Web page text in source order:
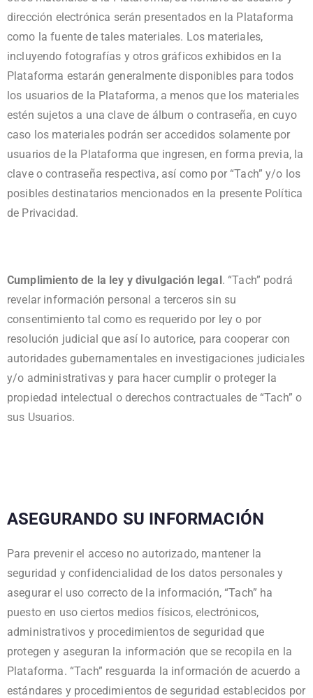
dirección electrónica serán presentados en la Plataforma
como la fuente de tales materiales. Los materiales,
incluyendo fotografías y otros gráficos exhibidos en la
Plataforma estarán generalmente disponibles para todos
los usuarios de la Plataforma, a menos que los materiales
estén sujetos a una clave de álbum o contraseña, en cuyo
caso los materiales podrán ser accedidos solamente por
usuarios de la Plataforma que ingresen, en forma previa, la
clave o contraseña respectiva, así como por “Tach” y/o los
posibles destinatarios mencionados en la presente Política
de Privacidad.
Cumplimiento de la ley y divulgación legal. “Tach” podrá
revelar información personal a terceros sin su
consentimiento tal como es requerido por ley o por
resolución judicial que así lo autorice, para cooperar con
autoridades gubernamentales en investigaciones judiciales
y/o administrativas y para hacer cumplir o proteger la
propiedad intelectual o derechos contractuales de “Tach” o
sus Usuarios.
ASEGURANDO SU INFORMACIÓN
Para prevenir el acceso no autorizado, mantener la
seguridad y confidencialidad de los datos personales y
asegurar el uso correcto de la información, “Tach” ha
puesto en uso ciertos medios físicos, electrónicos,
administrativos y procedimientos de seguridad que
protegen y aseguran la información que se recopila en la
Plataforma. “Tach” resguarda la información de acuerdo a
estándares y procedimientos de seguridad establecidos por